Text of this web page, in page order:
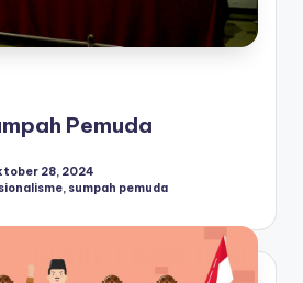
Pemuda
28, 2024
, sumpah pemuda